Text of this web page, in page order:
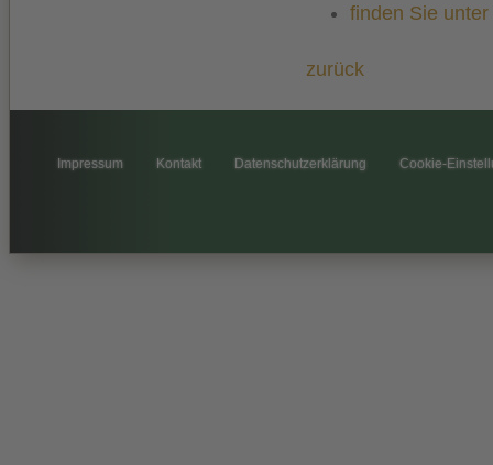
finden Sie
zurück
Impressum Kontakt Datenschutzerklärung Cookie-